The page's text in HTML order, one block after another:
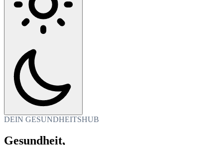
DEIN GESUNDHEITSHUB
Gesundheit,